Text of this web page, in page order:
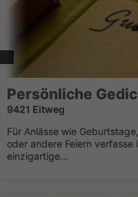
Persönliche
9421 Eitweg
Für Anlässe wie
oder andere Feiern verfasse
einzigartige...